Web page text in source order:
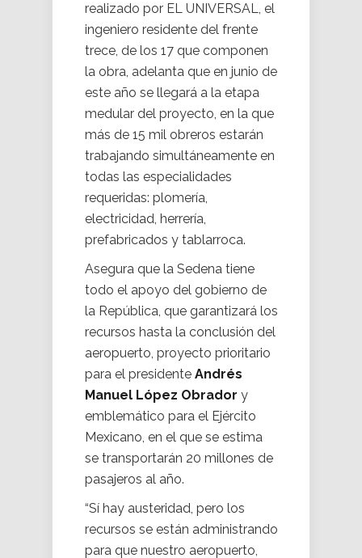
realizado por EL UNIVERSAL, el
ingeniero residente del frente
trece, de los 17 que componen
la obra, adelanta que en junio de
este año se llegará a la etapa
medular del proyecto, en la que
más de 15 mil obreros estarán
trabajando simultáneamente en
todas las especialidades
requeridas: plomería,
electricidad, herrería,
prefabricados y tablarroca.
Asegura que la Sedena tiene
todo el apoyo del gobierno de
la República, que garantizará los
recursos hasta la conclusión del
aeropuerto, proyecto prioritario
para el presidente Andrés
Manuel López Obrador y
emblemático para el Ejército
Mexicano, en el que se estima
se transportarán 20 millones de
pasajeros al año.
“Sí hay austeridad, pero los
recursos se están administrando
para que nuestro aeropuerto,